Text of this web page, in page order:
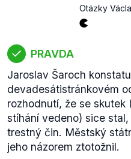
Otázky
PRAVDA
Jaroslav Šaroch
devadesátistránkovém
rozhodnutí, že se
stíhání vedeno) sice
trestný čin. Městský
jeho názorem ztotožnil.